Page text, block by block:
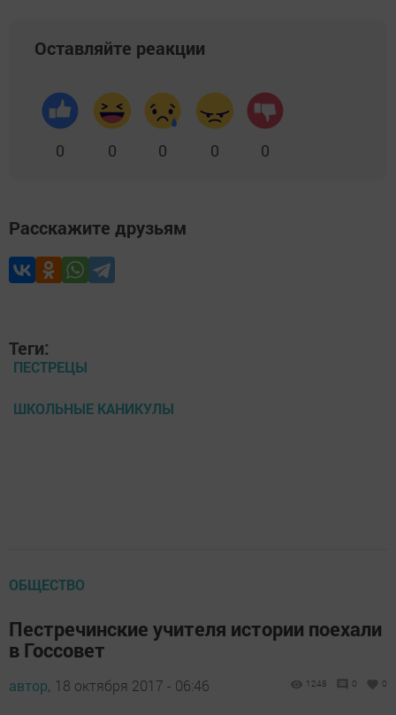
Оставляйте реакции
0 0 0 0 0
Расскажите друзьям
Теги:
ПЕСТРЕЦЫ
ШКОЛЬНЫЕ КАНИКУЛЫ
ОБЩЕСТВО
Пестречинские учителя истории поехали
в Госсовет
автор, 18 октября 2017 - 06:46 1248 0 0